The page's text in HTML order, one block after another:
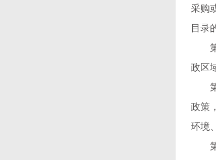
采购
目录
第
政区
第
政策
环境
第